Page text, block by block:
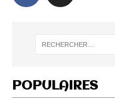
POPULAIRES